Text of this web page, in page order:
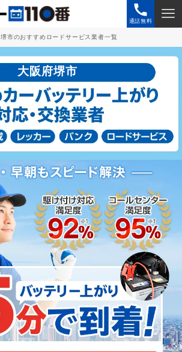
通話無料
堺市のおすすめロードサービス業者一覧
大阪府堺市